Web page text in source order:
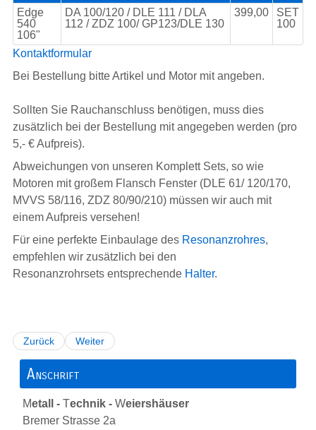
Edge
540
106"
DA 100/120 / DLE 111 / DLA
112 / ZDZ 100/ GP123/DLE 130
399,00
SET
100
Kontaktformular
Bei Bestellung bitte Artikel und Motor mit angeben.
Sollten Sie Rauchanschluss benötigen, muss dies
zusätzlich bei der Bestellung mit angegeben werden (pro
5,- € Aufpreis).
Abweichungen von unseren Komplett Sets, so wie
Motoren mit großem Flansch Fenster (DLE 61/ 120/170,
MVVS 58/116, ZDZ 80/90/210) müssen wir auch mit
einem Aufpreis versehen!
Für eine perfekte Einbaulage des Resonanzrohres,
empfehlen wir zusätzlich bei den
Resonanzrohrsets entsprechende Halter.
Zurück Weiter
Anschrift
Metall - Technik - Weiershäuser
Bremer Strasse 2a